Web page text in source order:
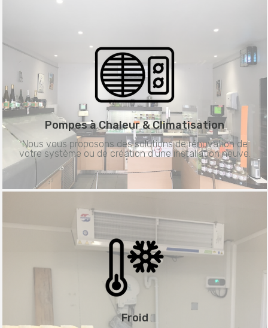
Pompes à Chaleur &Climatisation
Nous vous proposons des solutions de rénovation de
votre système ou de création d’une installation neuve.
Froid